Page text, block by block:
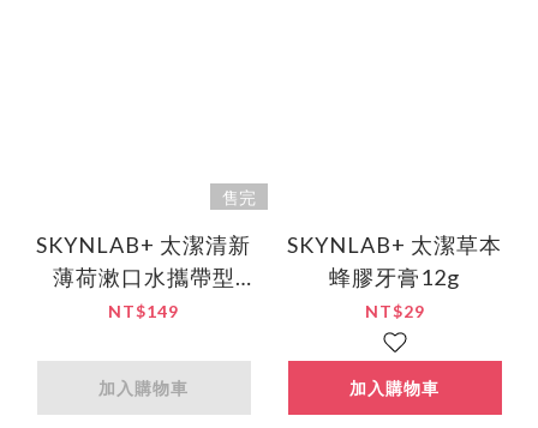
售完
SKYNLAB+ 太潔清新
薄荷漱口水攜帶型
15ml(新包裝)-6入組
NT$149
加入購物車
SKYNLAB+ 太潔草本
蜂膠牙膏12g
NT$29
加入購物車